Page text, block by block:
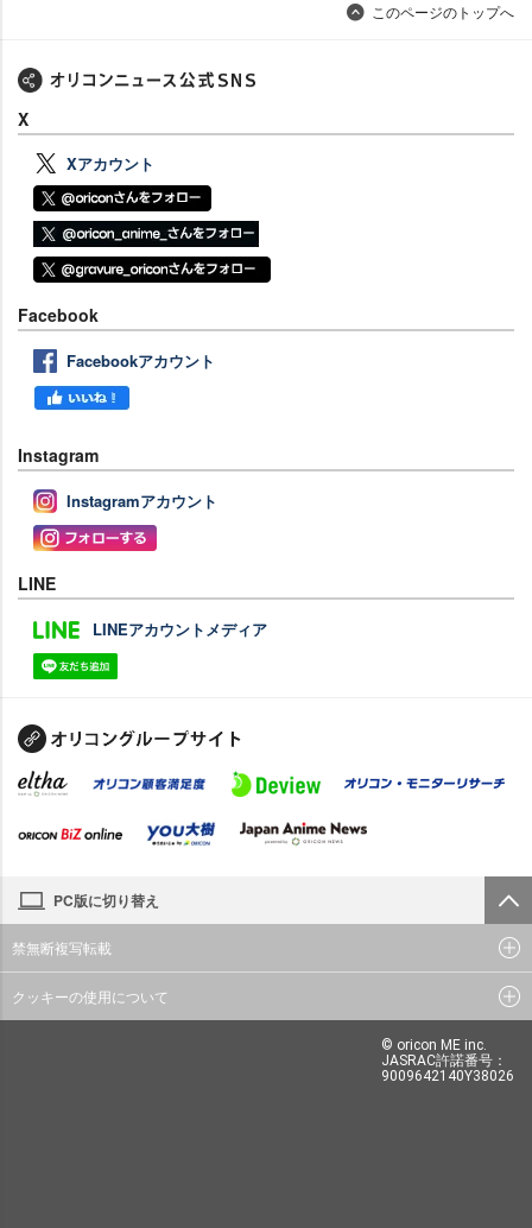
このページのトップへ
X
Xアカウント
Facebook
Facebookアカウント
Instagram
Instagramアカウント
LINE
LINEアカウントメディア
PC版に切り替え
禁無断複写転載
クッキーの使用について
© oricon ME inc.
JASRAC許諾番号：
9009642140Y38026